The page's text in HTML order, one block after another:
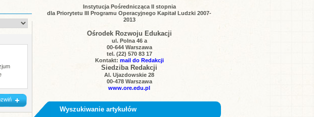
Instytucja Pośrednicząca II stopnia
dla Priorytetu III Programu Operacyjnego Kapitał Ludzki 2007-
2013
Ośrodek Rozwoju Edukacji
ul. Polna 46 a
00-644 Warszawa
tel. (22) 570 83 17
Kontakt: mail do Redakcji
Siedziba Redakcji
Al. Ujazdowskie 28
00-478 Warszawa
www.ore.edu.pl
Wyszukiwanie artykułów